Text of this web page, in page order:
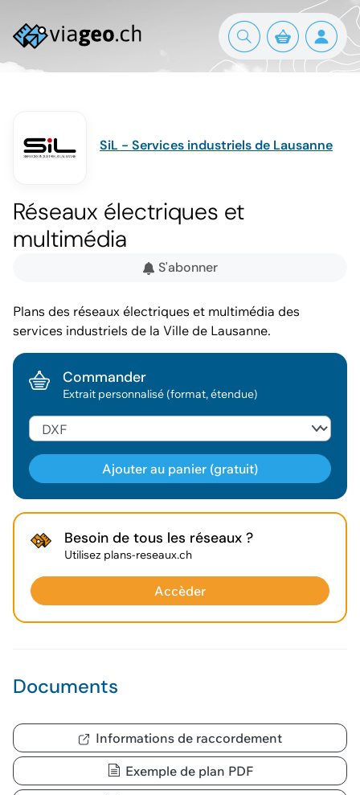
SiL - Services industriels de Lausanne
Réseaux électriques et
multimédia
S'abonner
Plans des réseaux électriques et multimédia des
services industriels de la Ville de Lausanne.
Documents
Informations de raccordement
Exemple de plan PDF
Commander
Extrait personnalisé (format, étendue)
Ajouter au panier (gratuit)
Géodonnée ajoutée au panier !
Voir le panier
Besoin de tous les réseaux ?
Utilisez plans-reseaux.ch
Accèder